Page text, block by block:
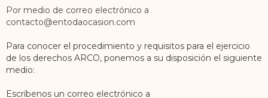
Por medio de correo electrónico a
contacto@entodaocasion.com
Para conocer el procedimiento y requisitos para el ejercicio
de los derechos ARCO, ponemos a su disposición el siguiente
medio:
Escríbenos un correo electrónico a